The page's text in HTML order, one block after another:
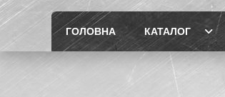
ГОЛОВНА КАТАЛОГ